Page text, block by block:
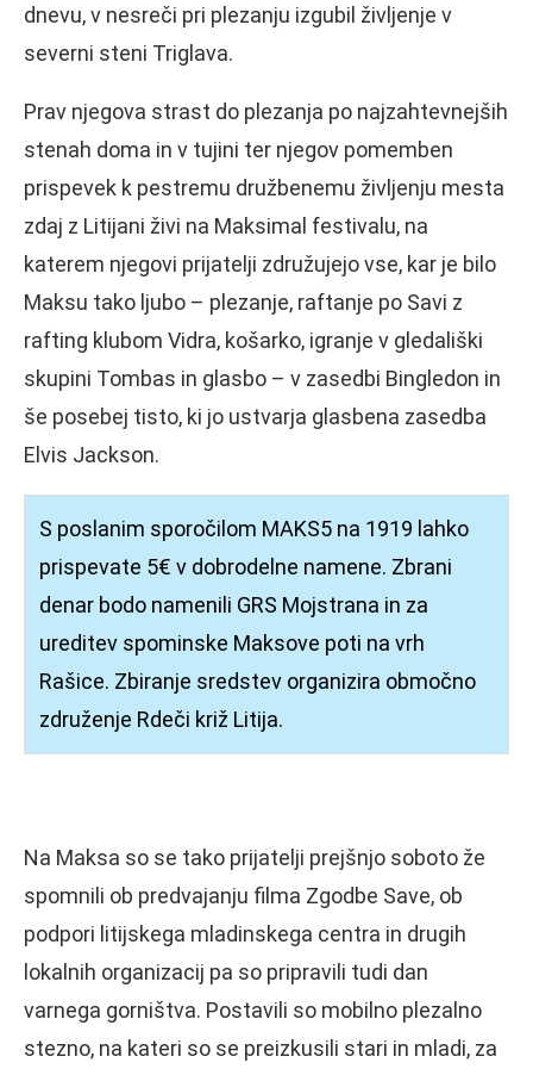
dnevu, v nesreči pri plezanju izgubil življenje v
severni steni Triglava.
Prav njegova strast do plezanja po najzahtevnejših
stenah doma in v tujini ter njegov pomemben
prispevek k pestremu družbenemu življenju mesta
zdaj z Litijani živi na Maksimal festivalu, na
katerem njegovi prijatelji združujejo vse, kar je bilo
Maksu tako ljubo – plezanje, raftanje po Savi z
rafting klubom Vidra, košarko, igranje v gledališki
skupini Tombas in glasbo – v zasedbi Bingledon in
še posebej tisto, ki jo ustvarja glasbena zasedba
Elvis Jackson.
S poslanim sporočilom MAKS5 na 1919 lahko
prispevate 5€ v dobrodelne namene. Zbrani
denar bodo namenili GRS Mojstrana in za
ureditev spominske Maksove poti na vrh
Rašice. Zbiranje sredstev organizira območno
združenje Rdeči križ Litija.
Na Maksa so se tako prijatelji prejšnjo soboto že
spomnili ob predvajanju filma Zgodbe Save, ob
podpori litijskega mladinskega centra in drugih
lokalnih organizacij pa so pripravili tudi dan
varnega gorništva. Postavili so mobilno plezalno
stezno, na kateri so se preizkusili stari in mladi, za